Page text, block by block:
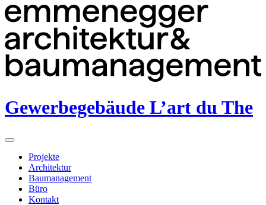
Gewerbegebäude L’art du The
Projekte
Architektur
Baumanagement
Büro
Kontakt